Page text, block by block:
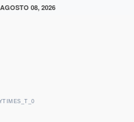
AGOSTO 08, 2026